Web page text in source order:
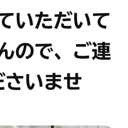
いただいて
ので、ご連
さいませ